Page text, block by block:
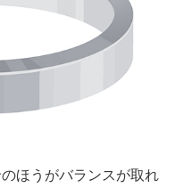
ほうがバランスが取れ